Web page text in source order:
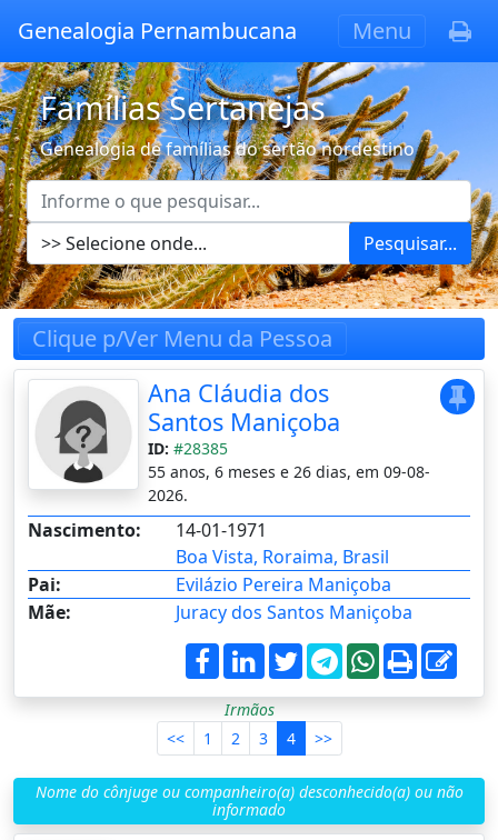
Genealogia Pernambucana Menu
Famílias Sertanejas
Genealogia de famílias do sertão nordestino
Pesquisar...
Clique p/Ver Menu da Pessoa
Ana Cláudia dos
Santos Maniçoba
ID: #28385
55 anos, 6 meses e 26 dias, em 09-08-
2026.
Nascimento:
14-01-1971
Boa Vista, Roraima, Brasil
Pai:
Evilázio Pereira Maniçoba
Mãe:
Juracy dos Santos Maniçoba
Irmãos
<<
1 2 3 4 >>
Nome do cônjuge ou companheiro(a) desconhecido(a) ou não
informado